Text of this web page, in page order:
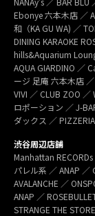
Ebonye 六本木店 ／
和（KA GU WA) ／
DINING KARAOKE
hills&Aquarium
AQUA GIARDINO ／
ージ 足庵 六本木店
VIVI ／ CLUB ZOO ／
ロポーション ／ J-
ダックス ／
渋谷周辺店舗
Manhattan RECORDs
パレル系 ／ ANAP
AVALANCHE ／
ANAP ／
STRANGE THE